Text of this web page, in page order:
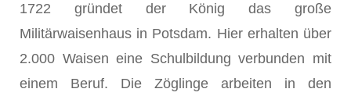
1722 gründet der König das große
Militärwaisenhaus in Potsdam. Hier erhalten über
2.000 Waisen eine Schulbildung verbunden mit
einem Beruf. Die Zöglinge arbeiten in den